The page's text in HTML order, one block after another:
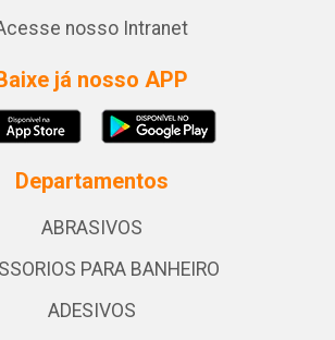
nosso Intranet
já nosso APP
Departamentos
ABRASIVOS
PARA BANHEIRO
ADESIVOS